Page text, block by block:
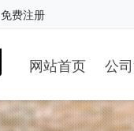
免费注册
网站首页 公